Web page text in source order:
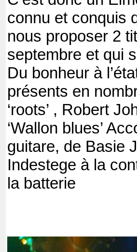
connu et conquis
nous proposer 2
septembre et qui
Du bonheur à
présents en
‘roots’ , Robert
‘Wallon blues’
guitare, de Basie
Indestege à la
la batterie